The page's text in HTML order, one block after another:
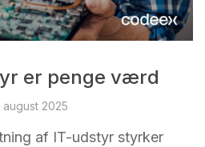
er penge værd
august 2025
af IT-udstyr styrker